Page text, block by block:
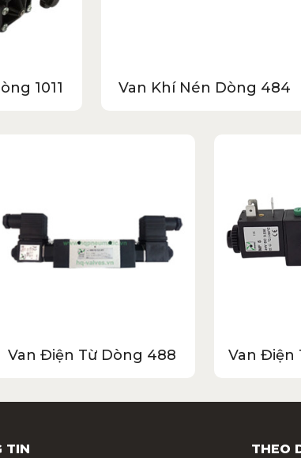
1011 Van Khí Nén Dòng 484
Van Điện Từ Dòng 488 Van Điện
TIN THEO